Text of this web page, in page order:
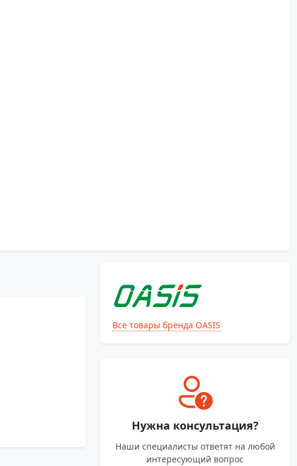
Все товары бренда OASIS
Нужна консультация?
Наши специалисты ответят на любой
интересующий вопрос